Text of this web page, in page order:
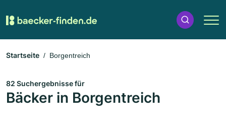
Startseite Borgentreich
82 Suchergebnisse für
Bäcker in Borgentreich